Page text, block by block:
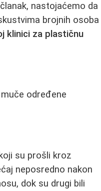
nastojaćemo da
brojnih osoba
klinici za plastičnu
određene
su prošli kroz
neposredno nakon
dok su drugi bili